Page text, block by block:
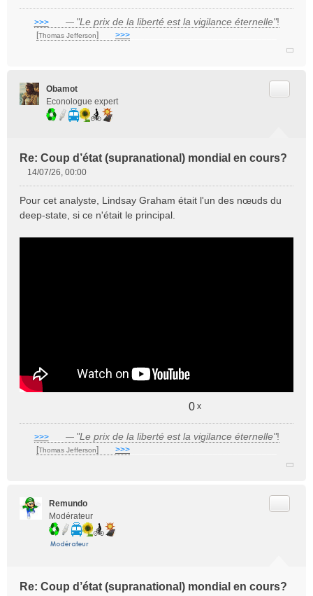
>>>___ — "Le prix de la liberté est la vigilance éternelle"!
[Thomas Jefferson] >>>
Obamot
Econologue expert
Re: Coup d’état (supranational) mondial en cours?
s
s
14/07/26, 00:00
Pour cet analyste, Lindsay Graham était l'un des nœuds du
deep-state, si ce n'était le principal.
0 x
>>>___ — "Le prix de la liberté est la vigilance éternelle"!
[Thomas Jefferson] >>>
Remundo
Modérateur
Re: Coup d’état (supranational) mondial en cours?